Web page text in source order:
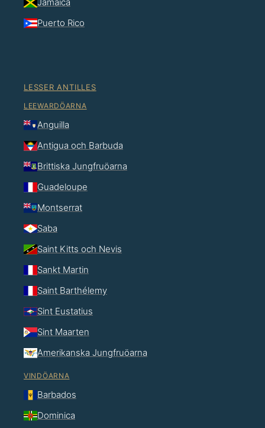
Jamaica
Puerto Rico
LESSER ANTILLES
LEEWARDÖARNA
Anguilla
Antigua och Barbuda
Brittiska Jungfruöarna
Guadeloupe
Montserrat
Saba
Saint Kitts och Nevis
Sankt Martin
Saint Barthélemy
Sint Eustatius
Sint Maarten
Amerikanska Jungfruöarna
VINDÖARNA
Barbados
Dominica